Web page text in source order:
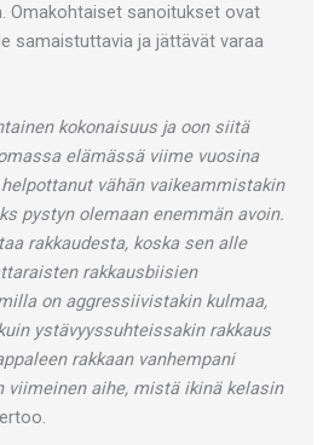
Omakohtaiset sanoitukset ovat
samaistuttavia ja jättävät varaa
kokonaisuus ja oon siitä
elämässä viime vuosina
vähän vaikeammistakin
pystyn olemaan enemmän avoin.
rakkaudesta, koska sen alle
rakkausbiisien
on aggressiivistakin kulmaa,
ystävyyssuhteissakin rakkaus
rakkaan vanhempani
viimeinen aihe, mistä ikinä kelasin